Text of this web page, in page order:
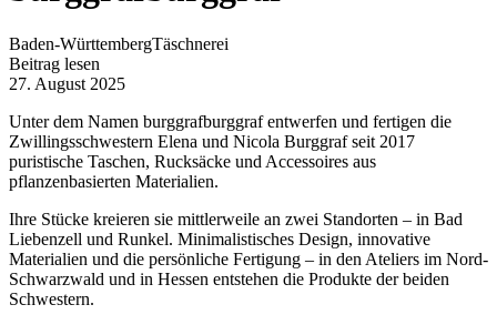
Baden-WürttembergTäschnerei
Beitrag lesen
27. August 2025
Unter dem Namen burggrafburggraf entwerfen und fertigen die
Zwillingsschwestern Elena und Nicola Burggraf seit 2017
puristische Taschen, Rucksäcke und Accessoires aus
pflanzenbasierten Materialien.
Ihre Stücke kreieren sie mittlerweile an zwei Standorten – in Bad
Liebenzell und Runkel. Minimalistisches Design, innovative
Materialien und die persönliche Fertigung – in den Ateliers im Nord-
Schwarzwald und in Hessen entstehen die Produkte der beiden
Schwestern.